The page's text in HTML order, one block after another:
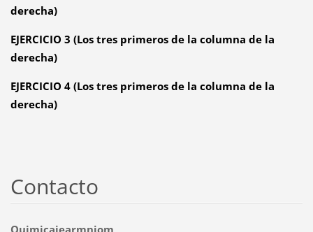
derecha)
EJERCICIO 3 (Los tres primeros de la columna de la
derecha)
EJERCICIO 4 (Los tres primeros de la columna de la
derecha)
Contacto
Quimicaiearmnjom